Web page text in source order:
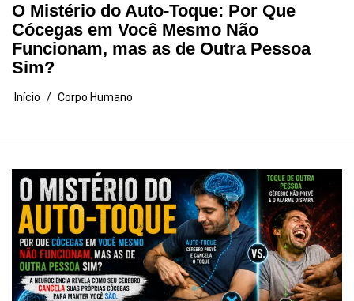
O Mistério do Auto-Toque: Por Que
Cócegas em Você Mesmo Não
Funcionam, mas as de Outra Pessoa
Sim?
Início Corpo Humano